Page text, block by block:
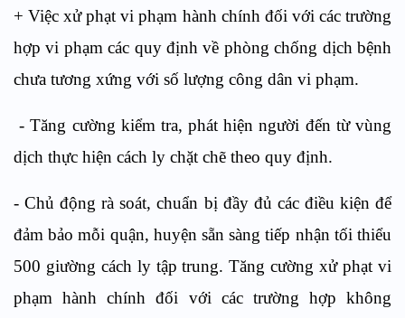
+ Việc xử phạt vi phạm hành chính đối với các trường
hợp vi phạm các quy định về phòng chống dịch bệnh
chưa tương xứng với số lượng công dân vi phạm.
- Tăng cường kiểm tra, phát hiện người đến từ vùng
dịch thực hiện cách ly chặt chẽ theo quy định.
- Chủ động rà soát, chuẩn bị đầy đủ các điều kiện để
đảm bảo mỗi quận, huyện sẵn sàng tiếp nhận tối thiểu
500 giường cách ly tập trung. Tăng cường xử phạt vi
phạm hành chính đối với các trường hợp không